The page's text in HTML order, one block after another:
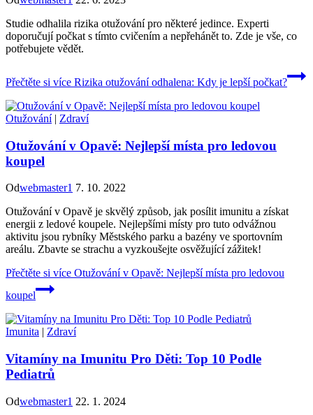
Studie odhalila rizika otužování pro některé jedince. Experti
doporučují počkat s tímto cvičením a nepřehánět to. Zde je vše, co
potřebujete vědět.
Přečtěte si více Rizika otužování odhalena: Kdy je lepší počkat?
Otužování| Zdraví
Otužování v Opavě: Nejlepší místa pro ledovou
koupel
Odwebmaster1 7. 10. 2022
Otužování v Opavě je skvělý způsob, jak posílit imunitu a získat
energii z ledové koupele. Nejlepšími místy pro tuto odvážnou
aktivitu jsou rybníky Městského parku a bazény ve sportovním
areálu. Zbavte se strachu a vyzkoušejte osvěžující zážitek!
Přečtěte si více Otužování v Opavě: Nejlepší místa pro ledovou
koupel
Imunita | Zdraví
Vitamíny na Imunitu Pro Děti: Top 10 Podle
Pediatrů
Odwebmaster1 22. 1. 2024